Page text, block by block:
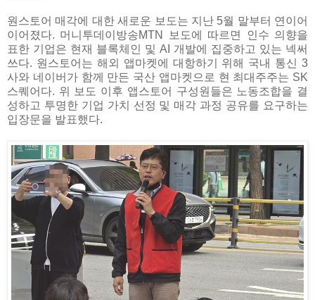
원스토어 매각에 대한 새로운 보도는 지난 5월 말부터 연이어
이어졌다. 머니투데이방송MTN 보도에 따르면 인수 의향을
표한 기업은 현재 블록체인 및 AI 개발에 집중하고 있는 넥써
쓰다. 원스토어는 해외 앱마켓에 대항하기 위해 국내 통신 3
사와 네이버가 함께 만든 국산 앱마켓으로 현 최대주주는 SK
스퀘어다. 위 보도 이후 앱스토어 구성원들은 노동조합을 결
성하고 투명한 기업 가치 선정 및 매각 과정 공유를 요구하는
입장문을 발표했다.